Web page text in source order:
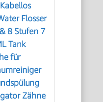
Flosser
8 Stufen 7
Tank
für
Zähne